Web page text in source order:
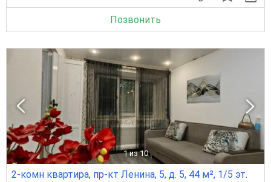
Позвонить
1 из 10
2-комн квартира, пр-кт Ленина, 5, д. 5, 44 м², 1/5 эт.